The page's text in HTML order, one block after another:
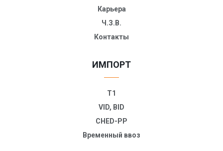
Карьера
Ч.З.В.
Контакты
ИМПОРТ
T1
VID, BID
CHED-PP
Временный ввоз